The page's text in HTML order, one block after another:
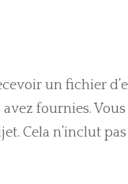
un fichier
fournies.
Cela n’inclut pas